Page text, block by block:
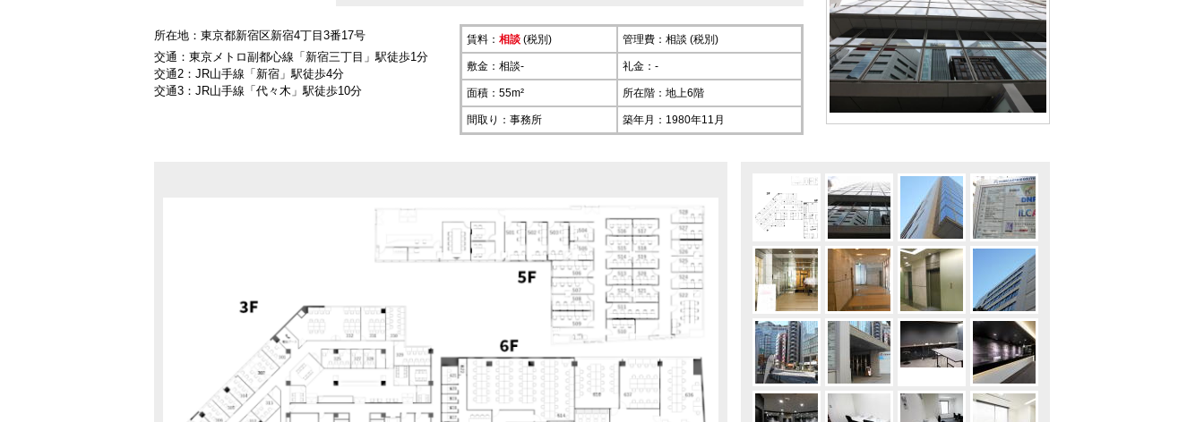
所在地：東京都新宿区新宿4丁目3番17号
交通：東京メトロ副都心線「新宿三丁目」駅徒歩1分
交通2：JR山手線「新宿」駅徒歩4分
交通3：JR山手線「代々木」駅徒歩10分
賃料： 相談 (税別) 管理費：相談 (税別)
敷金：相談- 礼金：-
面積：55m² 所在階： 地上6階
間取り：事務所 築年月：1980年11月